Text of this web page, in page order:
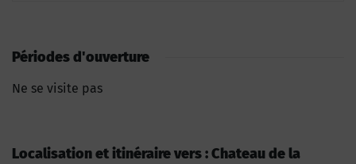
Périodes d'ouverture
Ne se visite pas
Localisation et itinéraire vers : Chateau de la